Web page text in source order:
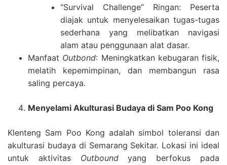
“Survival Challenge” Ringan: Peserta
diajak untuk menyelesaikan tugas-tugas
sederhana yang melibatkan navigasi
alam atau penggunaan alat dasar.
Manfaat Outbond: Meningkatkan kebugaran fisik,
melatih kepemimpinan, dan membangun rasa
saling percaya.
Menyelami Akulturasi Budaya di Sam Poo Kong
Klenteng Sam Poo Kong adalah simbol toleransi dan
akulturasi budaya di Semarang Sekitar. Lokasi ini ideal
untuk aktivitas Outboundyang berfokus pada